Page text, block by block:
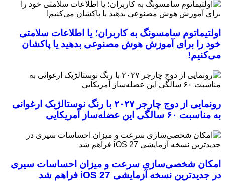
اولتیماتوم سامسونگ به کاربران؛ یا اطلاعات سلامتی
خود را برای آموزش هوش مصنوعی بدهید یا پاکشان
می‌کنیم!
رونمایی از دوج چارجر ۲۰۲۷ با رنگ نوستالژیک ارغوانی
به مناسبت ۶۰ سالگی این عضله‌ساز آمریکایی
امکان شخصی‌سازی سرعت و میزان احساسات سیری
در جدیدترین نسخه آزمایشی iOS 27 فراهم شد